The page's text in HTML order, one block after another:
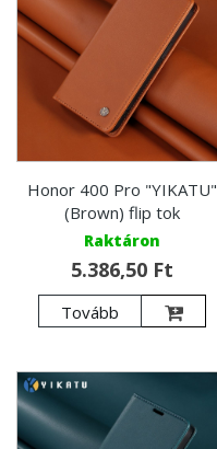
Honor 400 Pro "YIKATU"
(Brown) flip tok
Raktáron
5.386,50 Ft
Tovább